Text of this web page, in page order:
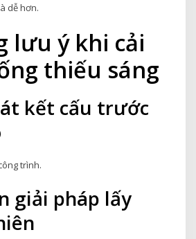
dễ hơn.
lưu ý khi cải
thiếu sáng
kết cấu trước
trình.
giải pháp lấy